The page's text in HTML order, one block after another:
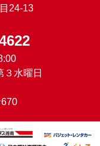
24-13
３水曜日